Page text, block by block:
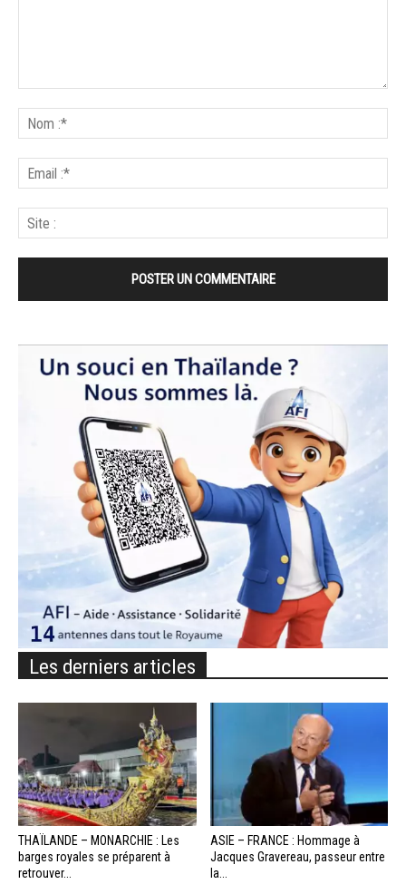
Les derniers articles
THAÏLANDE – MONARCHIE : Les
barges royales se préparent à
retrouver...
ASIE – FRANCE : Hommage à
Jacques Gravereau, passeur entre
la...